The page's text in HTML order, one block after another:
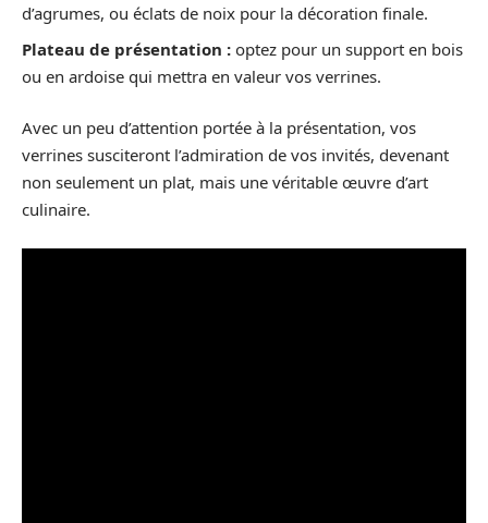
d’agrumes, ou éclats de noix pour la décoration finale.
Plateau de présentation : optez pour un support en bois
ou en ardoise qui mettra en valeur vos verrines.
Avec un peu d’attention portée à la présentation, vos
verrines susciteront l’admiration de vos invités, devenant
non seulement un plat, mais une véritable œuvre d’art
culinaire.